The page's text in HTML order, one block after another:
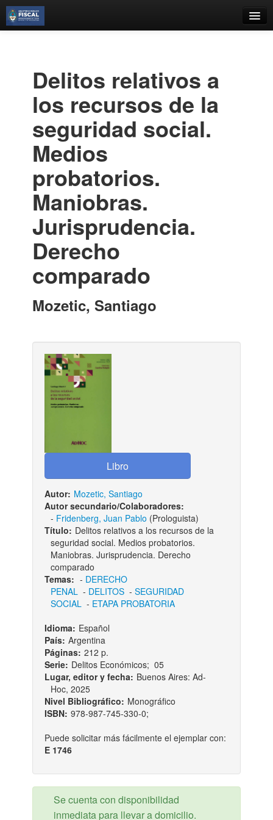
Estantes Virtuales
Contacto
Iniciar sesión
Delitos relativos a
los recursos de la
seguridad social.
Medios
probatorios.
Maniobras.
Jurisprudencia.
Derecho
comparado
Mozetic, Santiago
Autor: Mozetic, Santiago
Autor secundario/Colaboradores:
- Fridenberg, Juan Pablo (Prologuista)
Título: Delitos relativos a los recursos de la
seguridad social. Medios probatorios.
Maniobras. Jurisprudencia. Derecho
comparado
Temas: - DERECHO
PENAL - DELITOS- SEGURIDAD
SOCIAL - ETAPA PROBATORIA
Idioma: Español
País: Argentina
Páginas: 212 p.
Serie: Delitos Económicos; 05
Lugar, editor y fecha: Buenos Aires: Ad-
Hoc, 2025
Nivel Bibliográfico: Monográfico
ISBN: 978-987-745-330-0;
Puede solicitar más fácilmente el ejemplar con:
E 1746
Se cuenta con disponibilidad
inmediata para llevar a domicilio.